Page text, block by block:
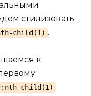
стилизовать
child(1) .
к
child(1)